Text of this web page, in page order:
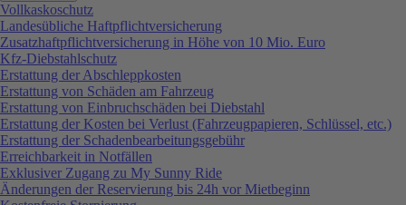
Vollkaskoschutz
Landesübliche Haftpflichtversicherung
Zusatzhaftpflichtversicherung in Höhe von 10 Mio. Euro
Kfz-Diebstahlschutz
Erstattung der Abschleppkosten
Erstattung von Schäden am Fahrzeug
Erstattung von Einbruchschäden bei Diebstahl
Erstattung der Kosten bei Verlust (Fahrzeugpapieren, Schlüssel, etc.)
Erstattung der Schadenbearbeitungsgebühr
Erreichbarkeit in Notfällen
Exklusiver Zugang zu My Sunny Ride
Änderungen der Reservierung bis 24h vor Mietbeginn